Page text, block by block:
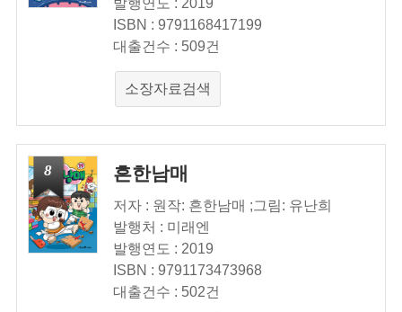
발행연도 : 2019
ISBN : 9791168417199
대출건수 : 509건
소장자료검색
8 흔한남매
저자 : 원작: 흔한남매 ;그림: 유난희
발행처 : 미래엔
발행연도 : 2019
ISBN : 9791173473968
대출건수 : 502건